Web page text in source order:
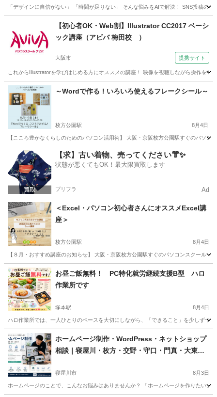
「デザインに自信がない」 「時間が足りない」 そんな悩みをAIで解決！ SNS投稿の
ＪＲ河内永和駅 ホームページ作成
【初心者OK・Web割】Illustrator CC2017 ベーシ
ック講座（アビバ 梅田校 ）
大阪市 提携サイト
これからIllustratorを学びはじめる方にオススメの講座！ 映像を視聴しながら操作を
大阪 大阪市 Illustrator
～Wordで作る！いろいろ使えるフレークシール～
枚方公園駅 8月4日
【こころ豊かなくらしのためのパソコン活用術】 大阪・京阪枚方公園駅すぐのパソ
大阪 枚方市 枚方公園駅 ワード 初心者
【求】古い着物、売ってください👘✨
状態が悪くてもOK！最大限買取します
プリフラ Ad
＜Excel・パソコン初心者さんにオススメExcel講
座＞
枚方公園駅 8月4日
【８月・おすすめ講座のお知らせ】 大阪・京阪枚方公園駅すぐのパソコンスクール
大阪 枚方市 枚方公園駅 エクセル 講座
お昼ご飯無料！ PC特化就労継続支援B型 ハロ
作業所です
塚本駅 8月4日
ハロ作業所では、一人ひとりのペースを大切にしながら、「できること」を少しずつ
大阪 大阪市 塚本駅 エクセル
ホームページ制作・WordPress・ネットショップ
相談｜寝屋川・枚方・交野・守口・門真・大東・
寝屋川市 8月3日
ホームページのことで、こんなお悩みはありませんか？ 「ホームページを作りたい